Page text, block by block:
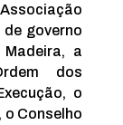
governo
a
dos
o
o Conselho